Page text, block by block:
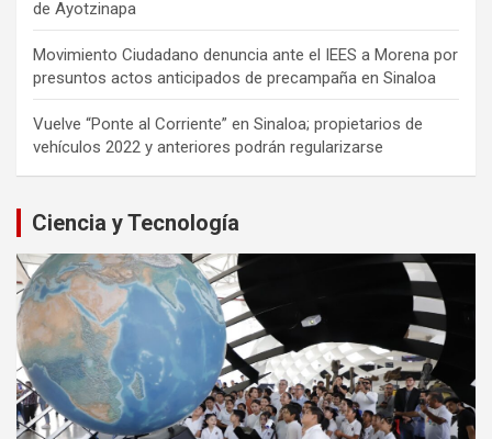
de Ayotzinapa
Movimiento Ciudadano denuncia ante el IEES a Morena por
presuntos actos anticipados de precampaña en Sinaloa
Vuelve “Ponte al Corriente” en Sinaloa; propietarios de
vehículos 2022 y anteriores podrán regularizarse
Ciencia y Tecnología